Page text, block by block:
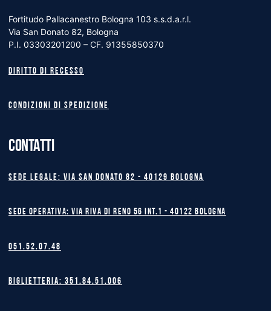
Fortitudo Pallacanestro Bologna 103 s.s.d.a.r.l.
Via San Donato 82, Bologna
P.I. 03303201200 – CF. 91355850370
Diritto di recesso
Condizioni di spedizione
CONTATTI
Sede legale: Via San Donato 82 - 40129 BOLOGNA
Sede operativa: Via Riva di Reno 56 int.1 - 40122 BOLOGNA
051.52.07.48
Biglietteria: 351.84.51.006